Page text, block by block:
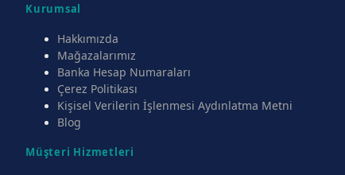
Kurumsal
Hakkımızda
Mağazalarımız
Banka Hesap Numaraları
Çerez Politikası
Kişisel Verilerin İşlenmesi Aydınlatma Metni
Blog
Müşteri Hizmetleri